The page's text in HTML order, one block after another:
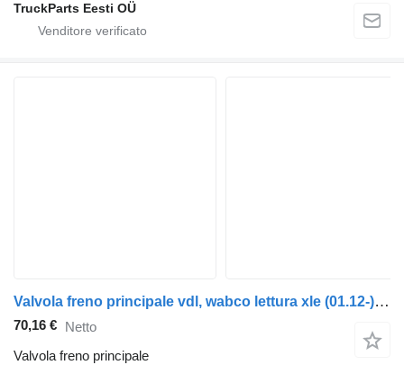
TruckParts Eesti OÜ
Valvola freno principale vdl, wabco lettura xle (01.12-) 4802020040 per autobus VDL Jonckheere Transit 2000 (2005-2013)
70,16 € Netto
Valvola freno principale